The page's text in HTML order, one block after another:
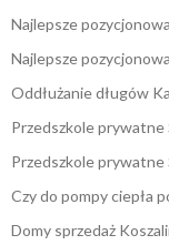
Najlepsze
Najlepsze
Oddłużanie długów
Przedszkole prywatne
Przedszkole prywatne
Czy do pompy ciepła
Domy sprzedaż